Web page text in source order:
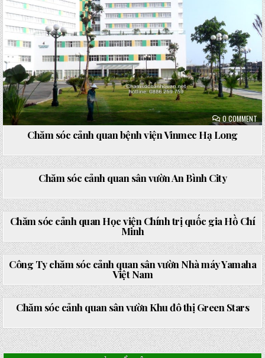
0 COMMENTON
HẠ
Chăm sóc cảnh quan bệnh viện Vinmec Hạ Long
0 COMMENTON
AN
Posted
in
Chăm sóc cảnh quan sân vườn An Bình City
0 COMMENTON
HỒ
Posted
in
Chăm sóc cảnh quan Học viện Chính trị quốc gia Hồ Chí
Minh
0 COMMENTON
TY
Posted
in
Công Ty chăm sóc cảnh quan sân vườn Nhà máy Yamaha
Việt Nam
0 COMMENTON
ĐÔ
Posted
in
Chăm sóc cảnh quan sân vườn Khu đô thị Green Stars